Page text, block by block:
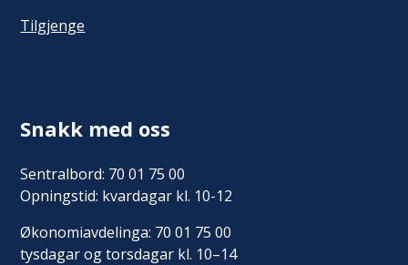
Tilgjenge
Snakk med oss
Sentralbord: 70 01 75 00
Opningstid: kvardagar kl. 10-12
Økonomiavdelinga: 70 01 75 00
tysdagar og torsdagar kl. 10–14